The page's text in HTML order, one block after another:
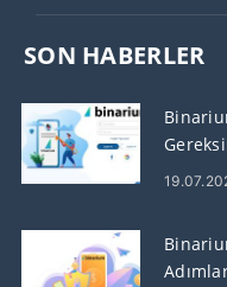
SON HABERLER